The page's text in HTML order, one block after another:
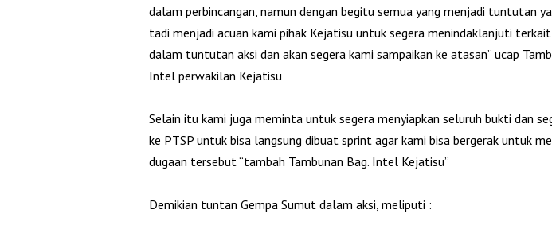
dalam perbincangan, namun dengan begitu semua yang menjadi tuntutan
tadi menjadi acuan kami pihak Kejatisu untuk segera menindaklanjuti
dalam tuntutan aksi dan akan segera kami sampaikan ke atasan” ucap
Intel perwakilan Kejatisu
‎Selain itu kami juga meminta untuk segera menyiapkan seluruh bukti dan
ke PTSP untuk bisa langsung dibuat sprint agar kami bisa bergerak untuk
dugaan tersebut “tambah Tambunan Bag. Intel Kejatisu”
‎Demikian tuntan Gempa Sumut dalam aksi, meliputi :